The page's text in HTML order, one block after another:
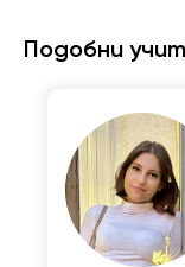
Подобни